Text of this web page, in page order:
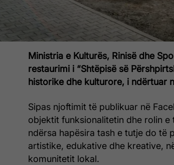
Ministria e Kulturës, Rinisë dhe
restaurimi i “Shtëpisë së
historike dhe kulturore, i ndërtuar
Sipas njoftimit të publikuar në
objektit funksionalitetin dhe rolin
ndërsa hapësira tash e tutje do
artistike, edukative dhe kreative,
komunitetit lokal.